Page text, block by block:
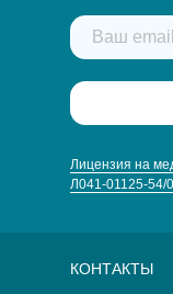
КОНТАКТЫ
Лицензия на
Л041-01125-54/